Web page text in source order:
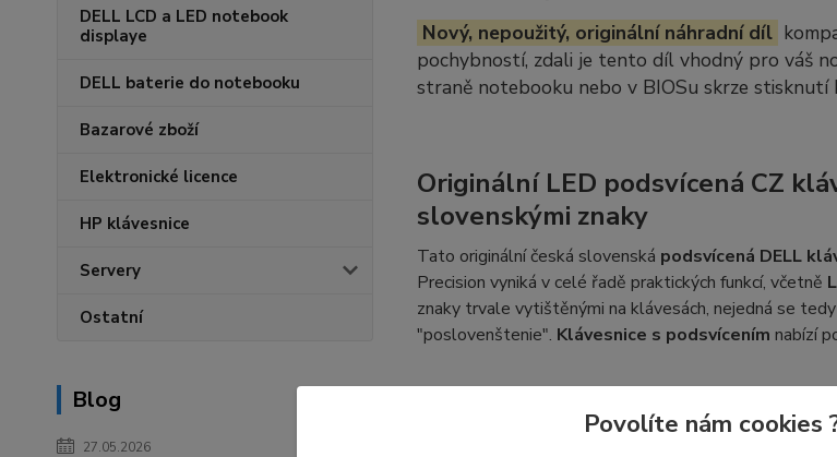
DELL LCD a LED notebook
displaye
DELL baterie do notebooku
Bazarové zboží
Elektronické licence
HP klávesnice
Servery
Ostatní
Blog
27.05.2026
Nový, nepoužitý, originální náhradní díl
pochybností, zdali je tento díl vhodný pro váš
straně notebooku nebo v BIOSu skrze
Originální LED podsvícená CZ
slovenskými znaky
Tato originální česká slovenská podsvícená DELL
Precision vyniká v celé řadě praktických funkcí, včetně
znaky trvale vytištěnými na klávesách, nejedná se
"poslovenštenie". Klávesnice s podsvícením nabízí
DELL klávesnice nabízí více
Povolíte nám cookies